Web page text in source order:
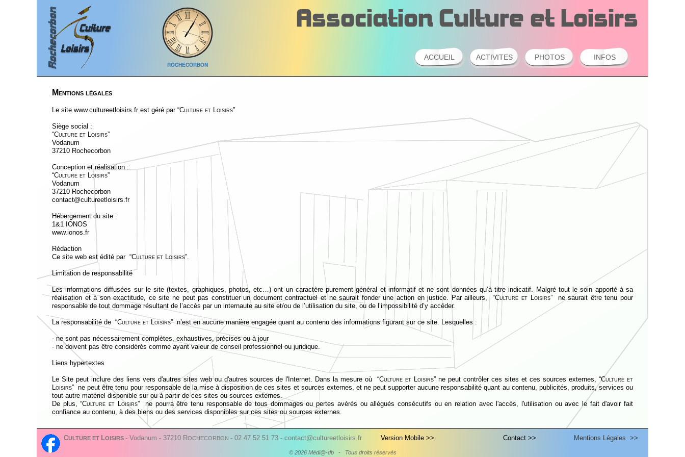
Mentions légales
Le site www.cultureetloisirs.fr est géré par “Culture et Loisirs”
Siège social :
“Culture et Loisirs”
Vodanum
37210 Rochecorbon
Conception et réalisation :
“Culture et Loisirs”
Vodanum
37210 Rochecorbon
contact@cultureetloisirs.fr
Hébergement du site :
1&1 IONOS
www.ionos.fr
Rédaction
Ce site web est édité par “Culture et Loisirs”.
Limitation de responsabilité
Les informations diffusées sur le site (textes, graphiques, photos, etc…) ont un caractère purement général et informatif et ne sont données qu’à titre indicatif. Malgré tout le soin apporté à sa
réalisation et à son exactitude, ce site ne peut pas constituer un document contractuel et ne saurait fonder une action en justice. Par ailleurs, “Culture et Loisirs” ne saurait être tenu pour
responsable de tout dommage résultant de l’accès par un internaute au site et/ou de l’utilisation du site, ou de l’impossibilité d’y accéder.
La responsabilité de “Culture et Loisirs” n’est en aucune manière engagée quant au contenu des informations figurant sur ce site. Lesquelles :
- ne sont pas nécessairement complètes, exhaustives, précises ou à jour
- ne doivent pas être considérés comme ayant valeur de conseil professionnel ou juridique.
Liens hypertextes
Le Site peut inclure des liens vers d'autres sites web ou d'autres sources de l'Internet. Dans la mesure où “Culture et Loisirs” ne peut contrôler ces sites et ces sources externes, “Culture et
Loisirs” ne peut être tenu pour responsable de la mise à disposition de ces sites et sources externes, et ne peut supporter aucune responsabilité quant au contenu, publicités, produits, services ou
tout autre matériel disponible sur ou à partir de ces sites ou sources externes.
De plus, “Culture et Loisirs” ne pourra être tenu responsable de tous dommages ou pertes avérés ou allégués consécutifs ou en relation avec l'accès, l'utilisation ou avec le fait d'avoir fait
confiance au contenu, à des biens ou des services disponibles sur ces sites ou sources externes.
La mise en place d’un lien hypertexte vers la page d'accueil du présent site ne nécessite pas d’autorisation préalable de “Culture et Loisirs
”. N’hésitez à nous demander tout renseignement
nécessaire afin de réaliser un lien vers notre site.
ACCUEIL ACTIVITES PHOTOS INFOS
Mentions Légales >>
CULTURE ET LOISIRS - Vodanum - 37210 ROCHECORBON - 02 47 52 51 73 - contact@cultureetloisirs.fr Version Mobile >> Contact >>
© 2026 Médi@-db -Tous droits réservés